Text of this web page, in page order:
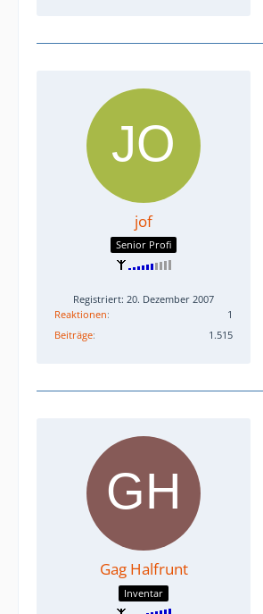
jof
Senior Profi
Registriert: 20. Dezember 2007
Reaktionen
1
Beiträge
1.515
Gag Halfrunt
Inventar